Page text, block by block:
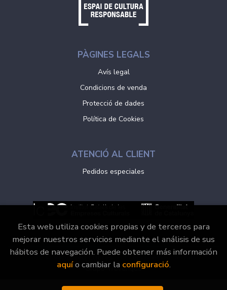
PÀGINES LEGALS
Avís legal
Condicions de venda
Protecció de dades
Política de Cookies
ATENCIÓ AL CLIENT
Pedidos especiales
2026 © Vaporvell Llibres. Tots els Drets Reservats |
Grupo Trevenque
Esta web utiliza cookies propias y de terceros para
mejorar nuestros servicios mediante el análisis de sus
hábitos de navegación. Puede obtener más información
aquío cambiar la configuració.